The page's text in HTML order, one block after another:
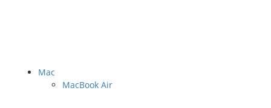
Mac
MacBook Air